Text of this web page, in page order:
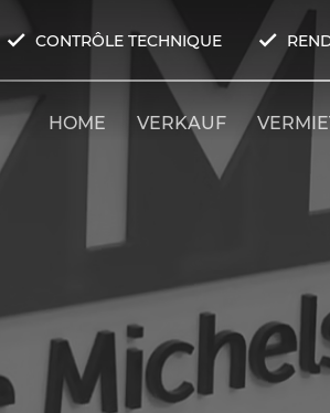
CONTRÔLE TECHNIQUE
HOME VERKAUF